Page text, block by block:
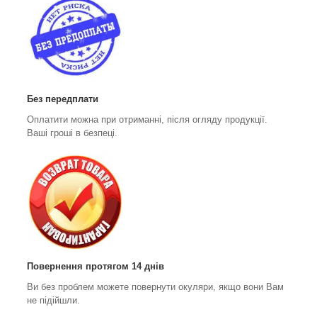
Без передплати
Оплатити можна при отриманні, після огляду продукції.
Ваші гроші в безпеці.
Повернення протягом 14 днів
Ви без проблем можете повернути окуляри, якщо вони Вам
не підійшли.